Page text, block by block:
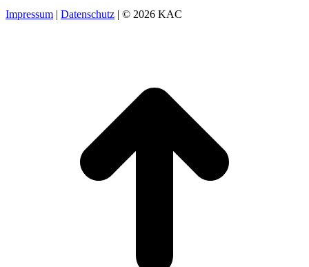
Impressum | Datenschutz | © 2026 KAC